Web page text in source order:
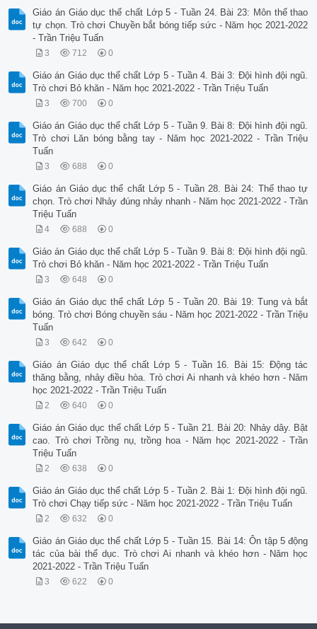
Giáo án Giáo dục thể chất Lớp 5 - Tuần 24. Bài 23: Môn thể thao
tự chọn. Trò chơi Chuyền bắt bóng tiếp sức - Năm học 2021-2022
- Trần Triệu Tuấn
3 712 0
Giáo án Giáo dục thể chất Lớp 5 - Tuần 4. Bài 3: Đội hình đội ngũ.
Trò chơi Bỏ khăn - Năm học 2021-2022 - Trần Triệu Tuấn
3 700 0
Giáo án Giáo dục thể chất Lớp 5 - Tuần 9. Bài 8: Đội hình đội ngũ.
Trò chơi Lăn bóng bằng tay - Năm học 2021-2022 - Trần Triệu
Tuấn
3 688 0
Giáo án Giáo dục thể chất Lớp 5 - Tuần 28. Bài 24: Thể thao tự
chọn. Trò chơi Nhảy đúng nhảy nhanh - Năm học 2021-2022 - Trần
Triệu Tuấn
4 688 0
Giáo án Giáo dục thể chất Lớp 5 - Tuần 9. Bài 8: Đội hình đội ngũ.
Trò chơi Bỏ khăn - Năm học 2021-2022 - Trần Triệu Tuấn
3 648 0
Giáo án Giáo dục thể chất Lớp 5 - Tuần 20. Bài 19: Tung và bắt
bóng. Trò chơi Bóng chuyền sáu - Năm học 2021-2022 - Trần Triệu
Tuấn
3 642 0
Giáo án Giáo dục thể chất Lớp 5 - Tuần 16. Bài 15: Động tác
thăng bằng, nhảy điều hòa. Trò chơi Ai nhanh và khéo hơn - Năm
học 2021-2022 - Trần Triệu Tuấn
2 640 0
Giáo án Giáo dục thể chất Lớp 5 - Tuần 21. Bài 20: Nhảy dây. Bật
cao. Trò chơi Trồng nụ, trồng hoa - Năm học 2021-2022 - Trần
Triệu Tuấn
2 638 0
Giáo án Giáo dục thể chất Lớp 5 - Tuần 2. Bài 1: Đội hình đội ngũ.
Trò chơi Chạy tiếp sức - Năm học 2021-2022 - Trần Triệu Tuấn
2 632 0
Giáo án Giáo dục thể chất Lớp 5 - Tuần 15. Bài 14: Ôn tập 5 động
tác của bài thể dục. Trò chơi Ai nhanh và khéo hơn - Năm học
2021-2022 - Trần Triệu Tuấn
3 622 0